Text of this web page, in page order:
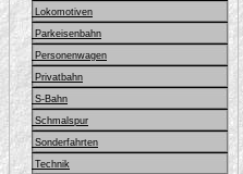
Lokomotiven
Parkeisenbahn
Personenwagen
Privatbahn
S-Bahn
Schmalspur
Sonderfahrten
Technik